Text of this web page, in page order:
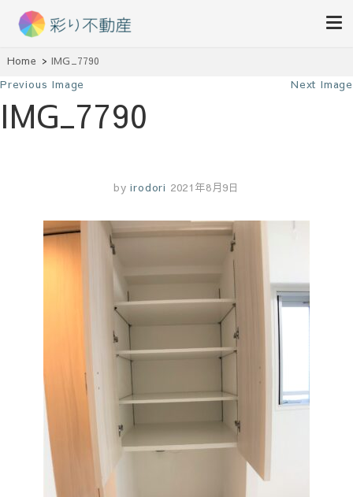
彩り不動産
Home IMG_7790
Previous Image Next Image
IMG_7790
by irodori 2021年8月9日